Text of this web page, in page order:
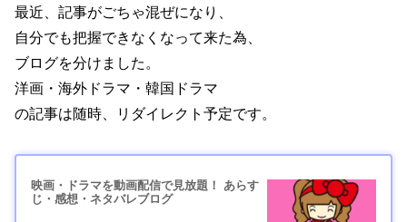
最近、記事がごちゃ混ぜになり、
自分でも把握できなくなって来た為、
ブログを分けました。
洋画・海外ドラマ・韓国ドラマ
の記事は随時、リダイレクト予定です。
映画・ドラマを動画配信で見放題！ あらす
じ・感想・ネタバレブログ